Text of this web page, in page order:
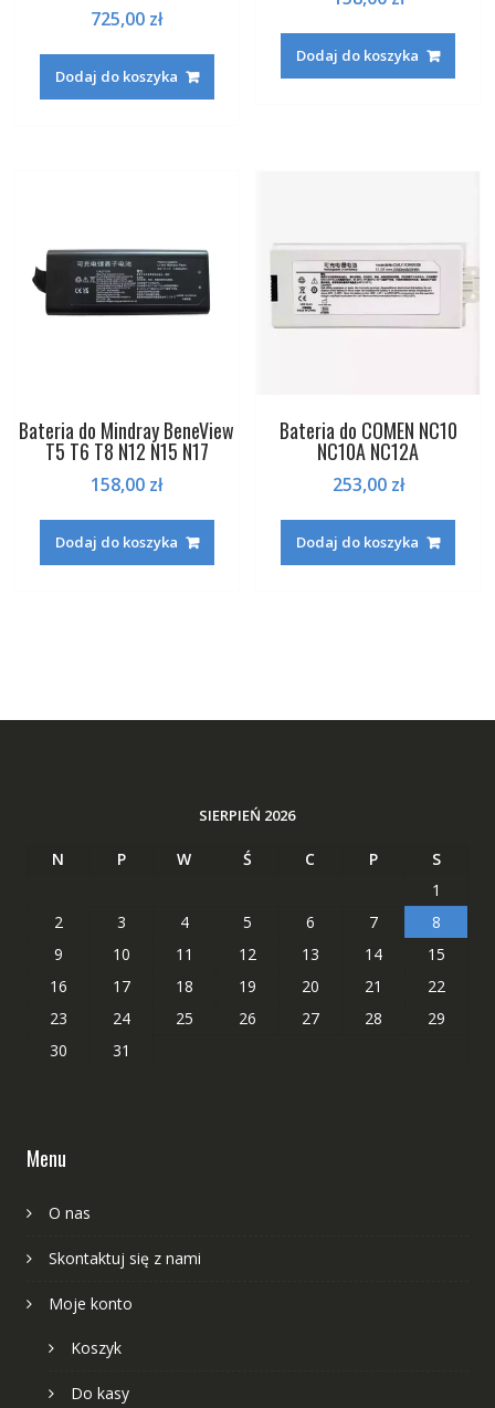
725,00 zł
Dodaj do koszyka
Dodaj do koszyka
Bateria do Mindray BeneView
T5 T6 T8 N12 N15 N17
158,00 zł
Dodaj do koszyka
Bateria do COMEN NC10
NC10A NC12A
253,00 zł
Dodaj do koszyka
SIERPIEŃ 2026
N P W Ś C P
S
1
2
3 4 5 6 7
8
9
10 11 12 13 14
15
16
17 18 19 20 21
22
23
24 25 26 27 28
29
30
31
Menu
O nas
Skontaktuj się z nami
Moje konto
Koszyk
Do kasy